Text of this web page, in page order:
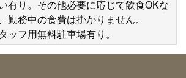
有り。その他必要に応じて飲食OKな
勤務中の食費は掛かりません。
ッフ用無料駐車場有り。